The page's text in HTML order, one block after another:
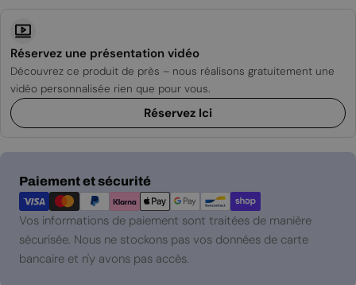
Réservez une présentation vidéo
Découvrez ce produit de près – nous réalisons gratuitement une
vidéo personnalisée rien que pour vous.
Réservez Ici
Paiement et sécurité
Modes
de
paiement
Vos informations de paiement sont traitées de manière
sécurisée. Nous ne stockons pas vos données de carte
bancaire et n'y avons pas accès.